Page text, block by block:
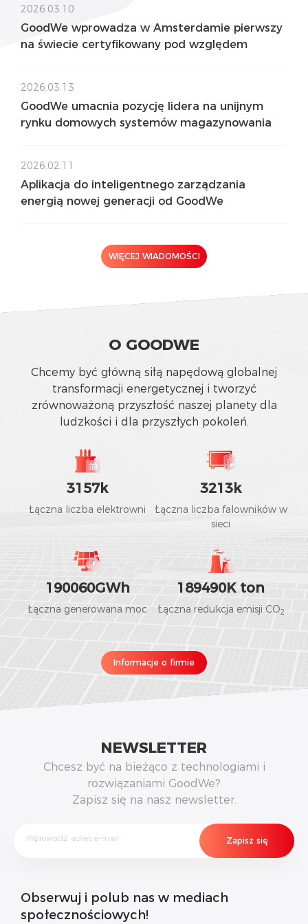
2026.03.10
GoodWe wprowadza w Amsterdamie pierwszy
na świecie certyfikowany pod względem
2026.03.13
GoodWe umacnia pozycję lidera na unijnym
rynku domowych systemów magazynowania
poziomie hałasu
2026.02.11
Aplikacja do inteligentnego zarządzania
energią nowej generacji od GoodWe
WIĘCEJ WIADOMOŚCI
O GOODWE
Chcemy być główną siłą napędową globalnej
transformacji energetycznej i tworzyć
zrównoważoną przyszłość naszej planety dla
ludzkości i dla przyszłych pokoleń.
3157k
Łączna liczba elektrowni
3213k
Łączna liczba falowników w
sieci
190060GWh
Łączna generowana moc
189490K ton
Łączna redukcja emisji CO2
Informacje o firmie
NEWSLETTER
Chcesz być na bieżąco z technologiami i
rozwiązaniami GoodWe?
Zapisz się na nasz newsletter.
Obserwuj i polub nas w mediach
społecznościowych!